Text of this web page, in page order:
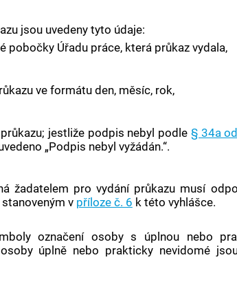
jsou uvedeny tyto údaje:
pobočky Úřadu práce, která průkaz vydala,
ve formátu den, měsíc, rok,
jestliže podpis nebyl podle § 34a
„Podpis nebyl vyžádán.“.
žadatelem pro vydání průkazu musí
v příloze č. 6 k této vyhlášce.
označení osoby s úplnou nebo
úplně nebo prakticky nevidomé